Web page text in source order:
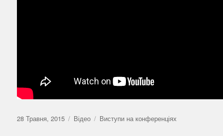
Оприлюднено
28 Травня, 2015 Формат
Відео Категорії
Виступи на конференціях